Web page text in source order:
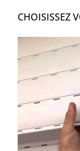
CHOISISSEZ